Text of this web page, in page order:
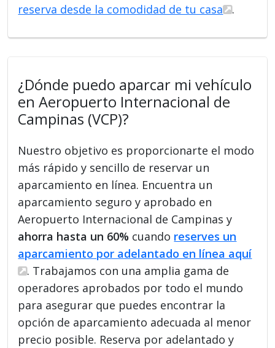
reserva desde la comodidad de tu casa
.
¿Dónde puedo aparcar mi vehículo
en Aeropuerto Internacional de
Campinas (VCP)?
Nuestro objetivo es proporcionarte el modo
más rápido y sencillo de reservar un
aparcamiento en línea. Encuentra un
aparcamiento seguro y aprobado en
Aeropuerto Internacional de Campinas y
ahorra hasta un 60% cuando reserves un
aparcamiento por adelantado en línea aquí
. Trabajamos con una amplia gama de
operadores aprobados por todo el mundo
para asegurar que puedes encontrar la
opción de aparcamiento adecuada al menor
precio posible. Reserva por adelantado y